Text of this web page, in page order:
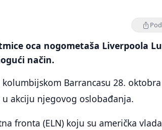
oca nogometaša Liverpoola
način.
Barrancasu 28.
akciju njegovog oslobađanja.
fronta (ELN) koju su američka